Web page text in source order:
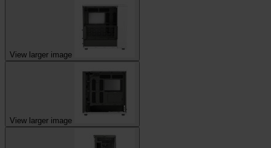
View larger image
View larger image